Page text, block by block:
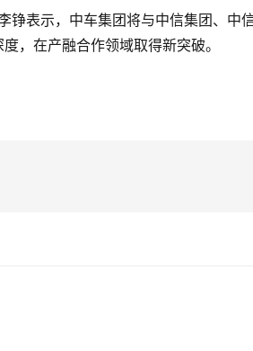
表示，中车集团将与中信集团、中
，在产融合作领域取得新突破。